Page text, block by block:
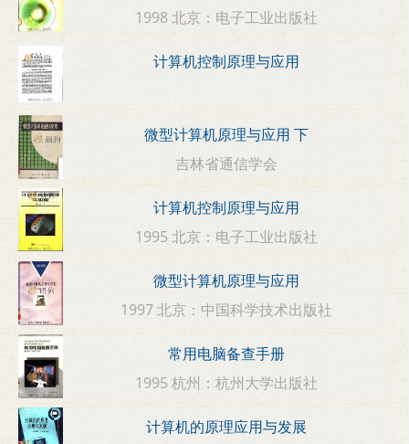
1998 北京：电子工业出版社
计算机控制原理与应用
微型计算机原理与应用 下
吉林省通信学会
计算机控制原理与应用
1995 北京：电子工业出版社
微型计算机原理与应用
1997 北京：中国科学技术出版社
常用电脑备查手册
1995 杭州：杭州大学出版社
计算机的原理应用与发展